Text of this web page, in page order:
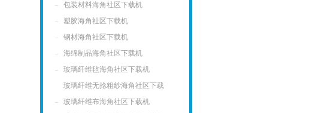
包装材料海角社区下载机
塑胶海角社区下载机
钢材海角社区下载机
海绵制品海角社区下载机
玻璃纤维毡海角社区下载机
玻璃纤维无捻粗纱海角社区下载
机
玻璃纤维布海角社区下载机